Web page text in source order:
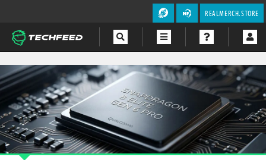
REALMERCH.STORE
Magazín
Videa
Soutěže